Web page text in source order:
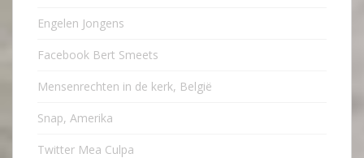
Engelen Jongens
Facebook Bert Smeets
Mensenrechten in de kerk, België
Snap, Amerika
Twitter Mea Culpa